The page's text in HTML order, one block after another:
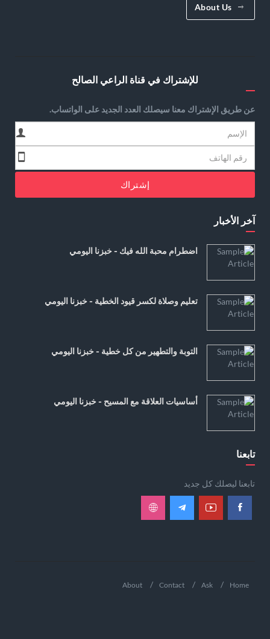
About Us
للإشتراك في قناة الراعي الصالح
عن طريق الإشتراك معنا سيصلك العدد الجديد على الواتساب.
إشتراك
آخر الأخبار
اضطرام محبة الله فيك - خبزنا اليومي
تعليم وصلاة لكسر قيود الخطية - خبزنا اليومي
التوبة والتطهير من كل خطية - خبزنا اليومي
أساسيات العلاقة مع المسيح - خبزنا اليومي
تابعنا
تابعنا ليصلك كل جديد
Home
Ask
Contact
About